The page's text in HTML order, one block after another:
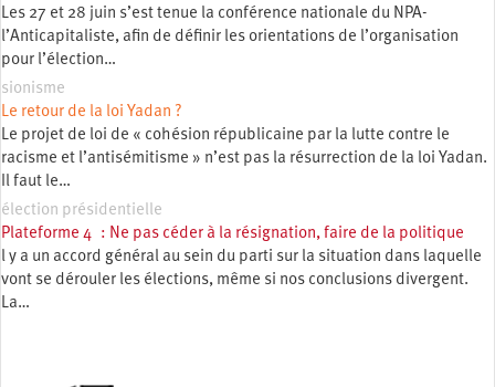
Les 27 et 28 juin s’est tenue la conférence nationale du NPA-
l’Anticapitaliste, afin de définir les orientations de l’organisation
pour l’élection…
sionisme
Le retour de la loi Yadan ?
Le projet de loi de « cohésion républicaine par la lutte contre le
racisme et l’antisémitisme » n’est pas la résurrection de la loi Yadan.
Il faut le…
élection présidentielle
Plateforme 4 : Ne pas céder à la résignation, faire de la politique
l y a un accord général au sein du parti sur la situation dans laquelle
vont se dérouler les élections, même si nos conclusions divergent.
La…